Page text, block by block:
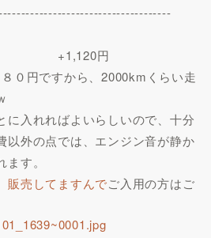
円
０円ですから、2000kmくらい走
入れればよいらしいので、十分
外の点では、エンジン音が静か
す。
売してますんでご入用の方はご